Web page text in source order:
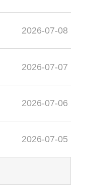
2026-07-08
2026-07-07
2026-07-06
2026-07-05